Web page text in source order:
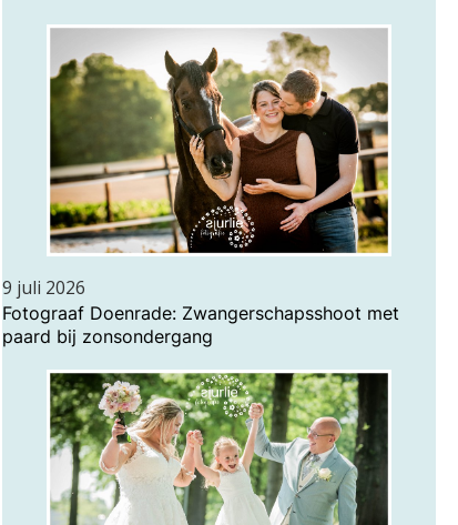
9 juli 2026
Fotograaf Doenrade: Zwangerschapsshoot met
paard bij zonsondergang